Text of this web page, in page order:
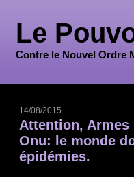
Le
Contre le Nouvel Ordre
14/08/2015
Attention,
Onu: le monde
épidémies.